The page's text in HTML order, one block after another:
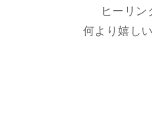
ヒーリ
何より嬉し